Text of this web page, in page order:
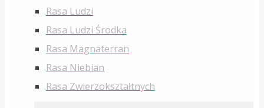
Rasa Ludzi
Rasa Ludzi Środka
Rasa Magnaterran
Rasa Niebian
Rasa Zwierzokształtnych